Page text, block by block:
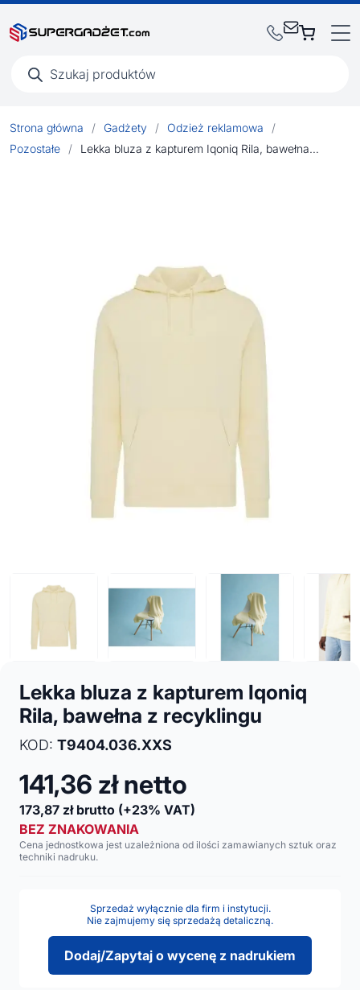
produktów
Strona główna / Gadżety / Odzież reklamowa
/
Pozostałe
/ Lekka bluza z kapturem Iqoniq Rila, bawełna z recyklingu
Lekka bluza z kapturem Iqoniq
Rila, bawełna z recyklingu
KOD: T9404.036.XXS
141,36 zł netto
173,87 zł brutto (+23% VAT)
BEZ ZNAKOWANIA
Cena jednostkowa jest uzależniona od ilości zamawianych sztuk oraz
techniki nadruku.
Sprzedaż wyłącznie dla firm i instytucji.
Nie zajmujemy się sprzedażą detaliczną.
Dodaj/Zapytaj o wycenę z nadrukiem